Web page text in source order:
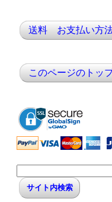
送料 お支払い方
このページのトッ